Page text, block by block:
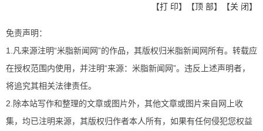
【打 印】【顶 部】【关 闭】
免责声明：
1.凡来源注明“米脂新闻网”的作品，其版权归米脂新闻网所有。转载应
在授权范围内使用，并注明“来源：米脂新闻网”。违反上述声明者，
将追究其相关法律责任。
2.除本站写作和整理的文章或图片外，其他文章或图片来自网上收
集，均已注明来源，其版权归作者本人所有，如果有任何侵犯您权益